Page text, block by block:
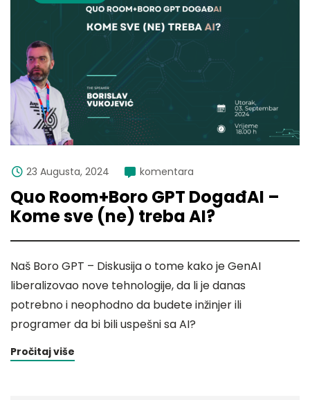
23 Augusta, 2024 komentara
Quo Room+Boro GPT DogađAI –
Kome sve (ne) treba AI?
Naš Boro GPT – Diskusija o tome kako je GenAI
liberalizovao nove tehnologije, da li je danas
potrebno i neophodno da budete inžinjer ili
programer da bi bili uspešni sa AI?
Pročitaj više